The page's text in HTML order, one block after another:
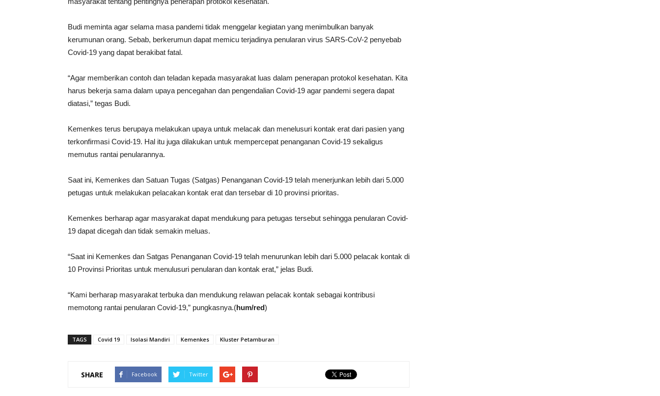
Budi meminta agar selama masa pandemi tidak menggelar kegiatan yang menimbulkan banyak
kerumunan orang. Sebab, berkerumun dapat memicu terjadinya penularan virus SARS-CoV-2 penyebab
Covid-19 yang dapat berakibat fatal.
“Agar memberikan contoh dan teladan kepada masyarakat luas dalam penerapan protokol kesehatan. Kita
harus bekerja sama dalam upaya pencegahan dan pengendalian Covid-19 agar pandemi segera dapat
diatasi,” tegas Budi.
Kemenkes terus berupaya melakukan upaya untuk melacak dan menelusuri kontak erat dari pasien yang
terkonfirmasi Covid-19. Hal itu juga dilakukan untuk mempercepat penanganan Covid-19 sekaligus
memutus rantai penularannya.
Saat ini, Kemenkes dan Satuan Tugas (Satgas) Penanganan Covid-19 telah menerjunkan lebih dari 5.000
petugas untuk melakukan pelacakan kontak erat dan tersebar di 10 provinsi prioritas.
Kemenkes berharap agar masyarakat dapat mendukung para petugas tersebut sehingga penularan Covid-
19 dapat dicegah dan tidak semakin meluas.
“Saat ini Kemenkes dan Satgas Penanganan Covid-19 telah menurunkan lebih dari 5.000 pelacak kontak di
10 Provinsi Prioritas untuk menulusuri penularan dan kontak erat,” jelas Budi.
“Kami berharap masyarakat terbuka dan mendukung relawan pelacak kontak sebagai kontribusi
memotong rantai penularan Covid-19,” pungkasnya.(hum/red)
TAGS Covid 19 Isolasi Mandiri Kemenkes Kluster Petamburan
SHARE Facebook Twitter